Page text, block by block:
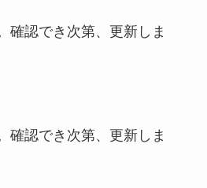
確認でき次第、更新しま
確認でき次第、更新しま